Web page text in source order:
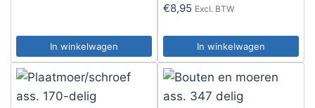
In winkelwagen
€8,95 Excl. BTW
In winkelwagen